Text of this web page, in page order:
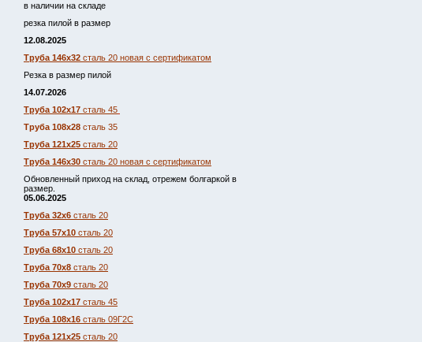
в наличии на складе
резка пилой в размер
12.08.2025
Труба 146х32 сталь 20 новая с сертификатом
Резка в размер пилой
14.07.2026
Труба 102х17 сталь 45
Труба 108х28 сталь 35
Труба 121х25 сталь 20
Труба 146х30 сталь 20 новая с сертификатом
Обновленный приход на склад, отрежем болгаркой в
размер.
05.06.2025
Труба 32х6 сталь 20
Труба 57х10 сталь 20
Труба 68х10 сталь 20
Труба 70х8 сталь 20
Труба 70х9 сталь 20
Труба 102х17 сталь 45
Труба 108х16 сталь 09Г2С
Труба 121х25 сталь 20